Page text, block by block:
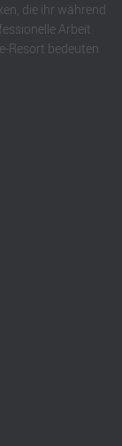
die ihr während
Arbeit
Resort bedeuten